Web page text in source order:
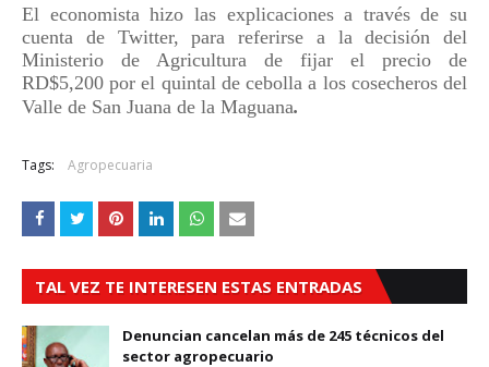
El economista hizo las explicaciones a través de su
cuenta de Twitter, para referirse a la decisión del
Ministerio de Agricultura de fijar el precio de
RD$5,200 por el quintal de cebolla a los cosecheros del
Valle de San Juana de la Maguana.
Tags: Agropecuaria
TAL VEZ TE INTERESEN ESTAS ENTRADAS
Denuncian cancelan más de 245 técnicos del
sector agropecuario